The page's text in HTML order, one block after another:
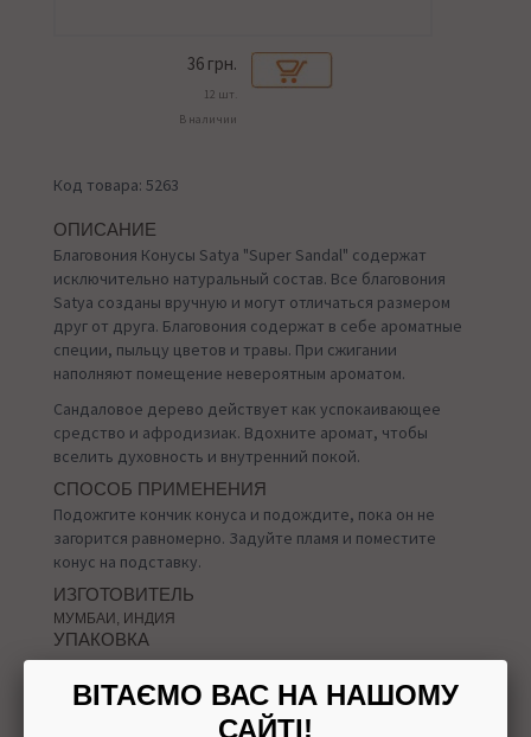
36 грн.
12 шт.
В наличии
Код товара: 5263
ОПИСАНИЕ
Благовония Конусы Satya "Super Sandal" содержат
исключительно натуральный состав. Все благовония
Satya созданы вручную и могут отличаться размером
друг от друга. Благовония содержат в себе ароматные
специи, пыльцу цветов и травы. При сжигании
наполняют помещение невероятным ароматом.
Сандаловое дерево действует как успокаивающее
средство и афродизиак. Вдохните аромат, чтобы
вселить духовность и внутренний покой.
СПОСОБ ПРИМЕНЕНИЯ
Подожгите кончик конуса и подождите, пока он не
загорится равномерно. Задуйте пламя и поместите
конус на подставку.
ИЗГОТОВИТЕЛЬ
МУМБАИ, ИНДИЯ
УПАКОВКА
12 конусов и подставка
ВІТАЄМО ВАС НА НАШОМУ
САЙТІ!